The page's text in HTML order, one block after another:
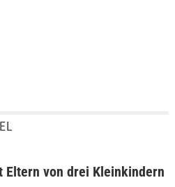
Eltern von drei Kleinkindern